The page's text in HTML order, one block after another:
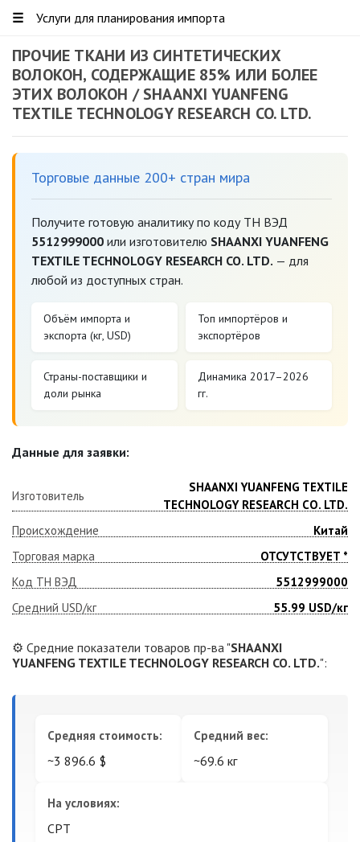
☰ Услуги для планирования импорта
ПРОЧИЕ ТКАНИ ИЗ СИНТЕТИЧЕСКИХ
ВОЛОКОН, СОДЕРЖАЩИЕ 85% ИЛИ БОЛЕЕ
ЭТИХ ВОЛОКОН / SHAANXI YUANFENG
TEXTILE TECHNOLOGY RESEARCH CO. LTD.
Торговые данные 200+ стран мира
Получите готовую аналитику по коду ТН ВЭД
5512999000 или изготовителю SHAANXI YUANFENG
TEXTILE TECHNOLOGY RESEARCH CO. LTD. — для
любой из доступных стран.
Объём импорта и
экспорта (кг, USD)
Топ импортёров и
экспортёров
Страны-поставщики и
доли рынка
Динамика 2017–2026
гг.
Данные для заявки:
Изготовитель
SHAANXI YUANFENG TEXTILE
TECHNOLOGY RESEARCH CO. LTD.
Происхождение
Китай
Торговая марка
ОТСУТСТВУЕТ *
Код ТН ВЭД
5512999000
Средний USD/кг
55.99 USD/кг
⚙️ Средние показатели товаров пр-ва "SHAANXI
YUANFENG TEXTILE TECHNOLOGY RESEARCH CO. LTD.":
Средняя стоимость:
~3 896.6 $
Средний вес:
~69.6 кг
На условиях:
CPT